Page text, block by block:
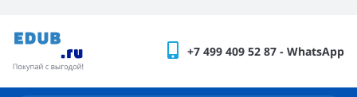
+7 499 409 52 87 - WhatsApp